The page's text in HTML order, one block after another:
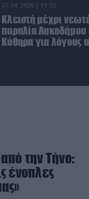
07.08.2026 | 11:02
Κλειστή μέχρι
παραλία Λυκοδήμου
Κύθηρα για λόγους
την Τήνο:
ένοπλες